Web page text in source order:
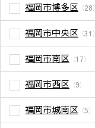
福岡市博多区 （28）
福岡市中央区 （31）
福岡市南区 （17）
福岡市西区 （9）
福岡市城南区 （5）